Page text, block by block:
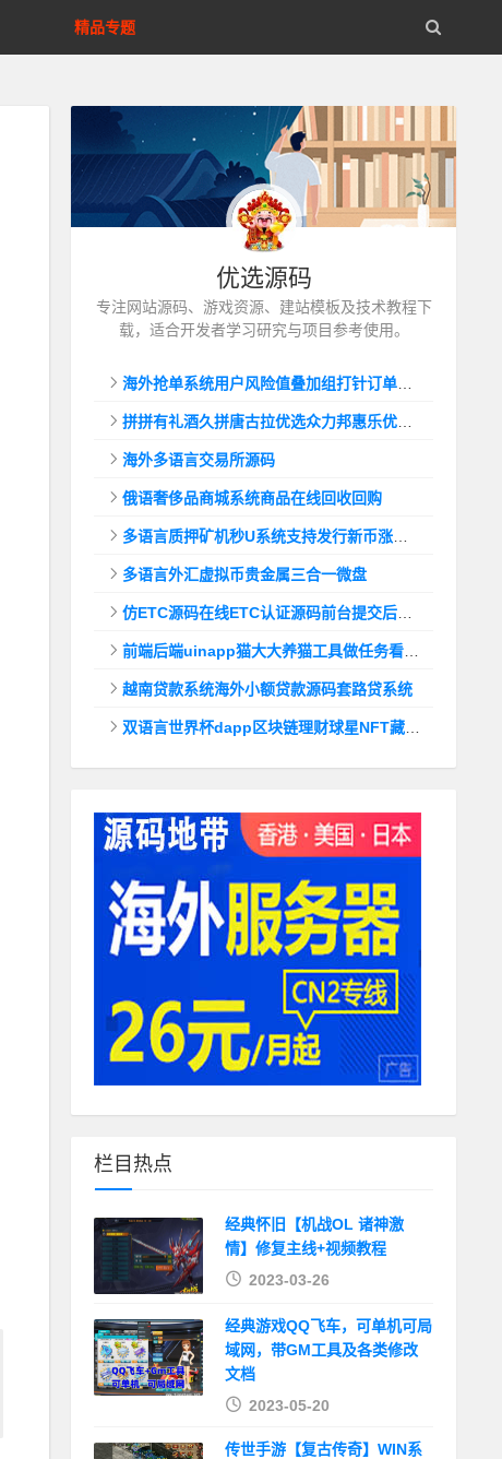
精品专题
优选源码
专注网站源码、游戏资源、建站模板及技术教程下
载，适合开发者学习研究与项目参考使用。
海外抢单系统用户风险值叠加组打针订单自动匹配系统
拼拼有礼酒久拼唐古拉优选众力邦惠乐优选养猪拼购拼团返利系统
海外多语言交易所源码
俄语奢侈品商城系统商品在线回收回购
多语言质押矿机秒U系统支持发行新币涨幅调控+代理后台
多语言外汇虚拟币贵金属三合一微盘
仿ETC源码在线ETC认证源码前台提交后台查询
前端后端uinapp猫大大养猫工具做任务看广告邀好友即可获得收益猫力合成游戏
越南贷款系统海外小额贷款源码套路贷系统
双语言世界杯dapp区块链理财球星NFT藏品投资带uinapp源码
栏目热点
经典怀旧【机战OL 诸神激
情】修复主线+视频教程
2023-03-26
经典游戏QQ飞车，可单机可局
域网，带GM工具及各类修改
文档
2023-05-20
传世手游【复古传奇】WIN系